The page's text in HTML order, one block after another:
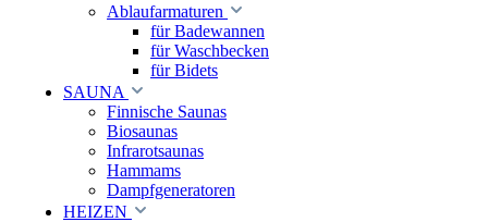
Ablaufarmaturen
für Badewannen
für Waschbecken
für Bidets
SAUNA
Finnische Saunas
Biosaunas
Infrarotsaunas
Hammams
Dampfgeneratoren
HEIZEN